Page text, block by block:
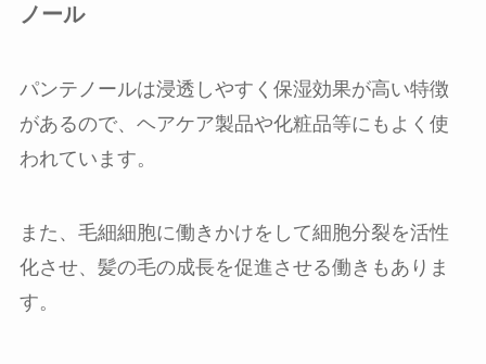
ノール
パンテノールは浸透しやすく保湿効果が高い特徴
があるので、ヘアケア製品や化粧品等にもよく使
われています。
また、毛細細胞に働きかけをして細胞分裂を活性
化させ、髪の毛の成長を促進させる働きもありま
す。